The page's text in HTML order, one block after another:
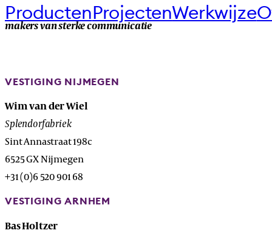
makers van sterke communicatie
ProductenProjectenWerkwijze
VESTIGING NIJMEGEN
Wim van der Wiel
Splendorfabriek
Sint Annastraat 198c
6525 GX Nijmegen
+31 (0)6 520 901 68
VESTIGING ARNHEM
Bas Holtzer